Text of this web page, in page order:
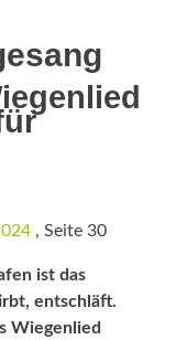
, Seite 30
ist das
entschläft.
Wiegenlied